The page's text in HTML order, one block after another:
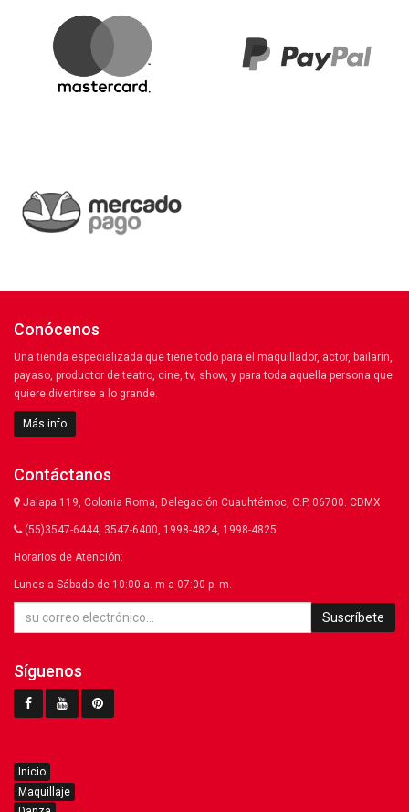
Conócenos
Una tienda especializada que tiene todo para el maquillador, actor, bailarín,
payaso, productor de teatro, cine, tv, show, y para toda aquella persona que
quiere divertirse a lo grande.
Más info
Contáctanos
Jalapa 119, Colonia Roma, Delegación Cuauhtémoc, C.P. 06700. CDMX
(55)3547-6444, 3547-6400, 1998-4824, 1998-4825
Horarios de Atención:
Lunes a Sábado de 10:00 a. m a 07:00 p. m.
Suscríbete
Síguenos
Inicio
Maquillaje